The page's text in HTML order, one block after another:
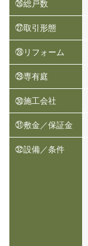
㉖総戸数
㉗取引形態
㉘リフォーム
㉙専有庭
㉚施工会社
㉛敷金／保証金
㉜設備／条件